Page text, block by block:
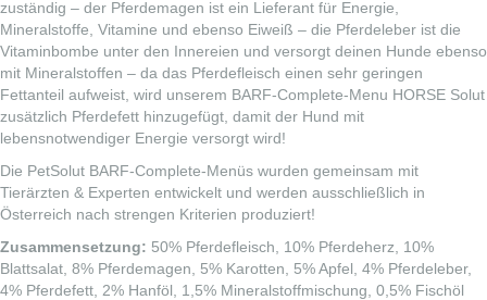
zuständig – der Pferdemagen ist ein Lieferant für Energie,
Mineralstoffe, Vitamine und ebenso Eiweiß – die Pferdeleber ist die
Vitaminbombe unter den Innereien und versorgt deinen Hunde ebenso
mit Mineralstoffen – da das Pferdefleisch einen sehr geringen
Fettanteil aufweist, wird unserem BARF-Complete-Menu HORSE Solut
zusätzlich Pferdefett hinzugefügt, damit der Hund mit
lebensnotwendiger Energie versorgt wird!
Die PetSolut BARF-Complete-Menüs wurden gemeinsam mit
Tierärzten & Experten entwickelt und werden ausschließlich in
Österreich nach strengen Kriterien produziert!
Zusammensetzung: 50% Pferdefleisch, 10% Pferdeherz, 10%
Blattsalat, 8% Pferdemagen, 5% Karotten, 5% Apfel, 4% Pferdeleber,
4% Pferdefett, 2% Hanföl, 1,5% Mineralstoffmischung, 0,5% Fischöl